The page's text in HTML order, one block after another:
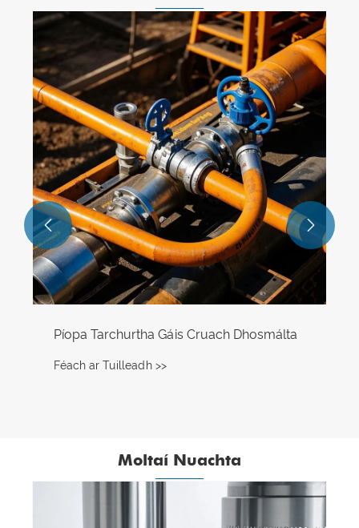
Píopa Tarchurtha Gáis Cruach Dhosmálta
Féach ar Tuilleadh >>
 
Moltaí Nuachta